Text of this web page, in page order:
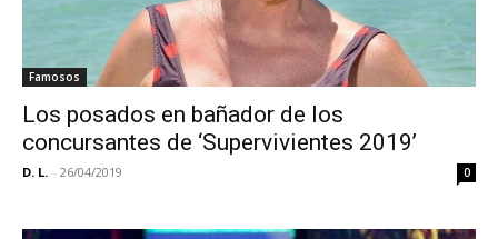
Famosos
Los posados en bañador de los
concursantes de ‘Supervivientes 2019’
D. L. - 26/04/2019 0